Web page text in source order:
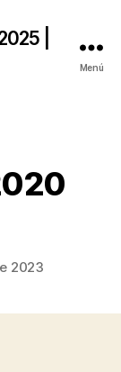
|
Menú
2023